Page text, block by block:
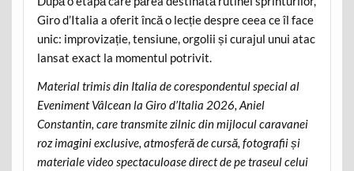
Giro d’Italia a oferit încă o lecție despre ceea ce îl face
unic: improvizație, tensiune, orgolii și curajul unui atac
lansat exact la momentul potrivit.
Material trimis din Italia de corespondentul special al
Eveniment Vâlcean la Giro d’Italia 2026, Aniel
Constantin, care transmite zilnic din mijlocul caravanei
roz imagini exclusive, atmosferă de cursă, fotografii și
materiale video spectaculoase direct de pe traseul celui